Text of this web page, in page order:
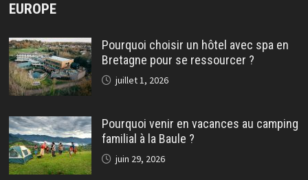
EUROPE
Pourquoi choisir un hôtel avec spa en
Bretagne pour se ressourcer ?
juillet 1, 2026
Pourquoi venir en vacances au camping
familial à la Baule ?
juin 29, 2026